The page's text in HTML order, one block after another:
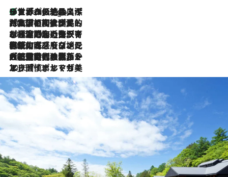
5 Hours Ago
リスボンの絶品スイーツ「パステル・デ・ナタ」とは？ポルトガル伝統の奥深い世界へ
2026.7.27
「私の祖国はポルトガル語です」国民的詩人フェルナンド・ペソアと、彼が愛した文学の街を歩く
2026.7.26
ポルトガル近海が育む極上の海の幸。キリリと冷えた白ワインと愉しむ、シーフード専門店の贅沢
2026.7.22
伝統の味をモダンに昇華。高感度な地元客が集う、リスボンの最旬ガストロノミー
2026.7.21
大航海時代の栄華から、震災、独裁、そして革命へ。ポルトガル・首都リスボンの石畳に刻まれた「歴史の光と影」
2026.7.13
エッセイ・ヤマザキマリ「慎ましくも美しき国 ポルトガル」